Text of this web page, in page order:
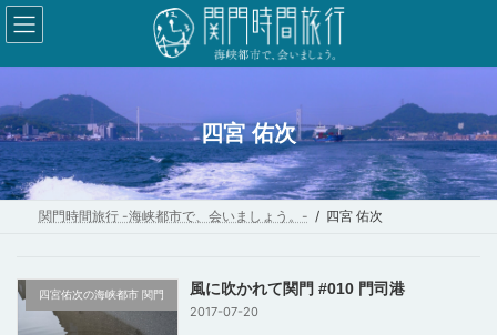
コ
ン
テ
ン
ツ
へ
ス
ナ
ビ
ゲ
ー
シ
ョ
ン
四宮 佑次
関門時間旅行 -海峡都市で、会いましょう。- 四宮 佑次
四宮佑次の海峡都市 関門 風に吹かれて関門 #010 門司港
2017-07-20